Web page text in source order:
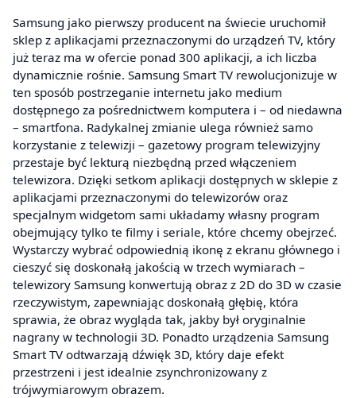
Samsung jako pierwszy producent na świecie uruchomił
sklep z aplikacjami przeznaczonymi do urządzeń TV, który
już teraz ma w ofercie ponad 300 aplikacji, a ich liczba
dynamicznie rośnie. Samsung Smart TV rewolucjonizuje w
ten sposób postrzeganie internetu jako medium
dostępnego za pośrednictwem komputera i – od niedawna
– smartfona. Radykalnej zmianie ulega również samo
korzystanie z telewizji – gazetowy program telewizyjny
przestaje być lekturą niezbędną przed włączeniem
telewizora. Dzięki setkom aplikacji dostępnych w sklepie z
aplikacjami przeznaczonymi do telewizorów oraz
specjalnym widgetom sami układamy własny program
obejmujący tylko te filmy i seriale, które chcemy obejrzeć.
Wystarczy wybrać odpowiednią ikonę z ekranu głównego i
cieszyć się doskonałą jakością w trzech wymiarach –
telewizory Samsung konwertują obraz z 2D do 3D w czasie
rzeczywistym, zapewniając doskonałą głębię, która
sprawia, że obraz wygląda tak, jakby był oryginalnie
nagrany w technologii 3D. Ponadto urządzenia Samsung
Smart TV odtwarzają dźwięk 3D, który daje efekt
przestrzeni i jest idealnie zsynchronizowany z
trójwymiarowym obrazem.